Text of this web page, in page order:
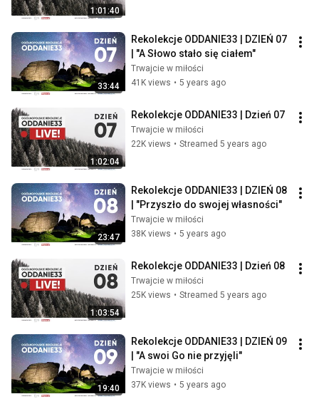
1:01:40
33:44
Rekolekcje ODDANIE33 | DZIEŃ 07
| "A Słowo stało się ciałem"
Trwajcie w miłości
41K views • 5 years ago
1:02:04
Rekolekcje ODDANIE33 | Dzień 07
Trwajcie w miłości
22K views • Streamed 5 years ago
23:47
Rekolekcje ODDANIE33 | DZIEŃ 08
| "Przyszło do swojej własności"
Trwajcie w miłości
38K views • 5 years ago
1:03:54
Rekolekcje ODDANIE33 | Dzień 08
Trwajcie w miłości
25K views • Streamed 5 years ago
19:40
Rekolekcje ODDANIE33 | DZIEŃ 09
| "A swoi Go nie przyjęli"
Trwajcie w miłości
37K views • 5 years ago